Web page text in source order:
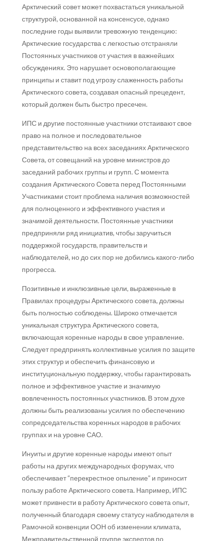
Арктический совет может похвастаться уникальной
структурой, основанной на консенсусе, однако
последние годы выявили тревожную тенденцию:
Арктические государства с легкостью отстраняли
Постоянных участников от участия в важнейших
обсуждениях. Это нарушает основополагающие
принципы и ставит под угрозу слаженность работы
Арктического совета, создавая опасный прецедент,
который должен быть быстро пресечен.
ИПС и другие постоянные участники отстаивают свое
право на полное и последовательное
представительство на всех заседаниях Арктического
Совета, от совещаний на уровне министров до
заседаний рабочих группы и групп. С момента
создания Арктического Совета перед Постоянными
Участниками стоит проблема наличия возможностей
для полноценного и эффективного участия и
значимой деятельности. Постоянные участники
предприняли ряд инициатив, чтобы заручиться
поддержкой государств, правительств и
наблюдателей, но до сих пор не добились какого-либо
прогресса.
Позитивные и инклюзивные цели, выраженные в
Правилах процедуры Арктического совета, должны
быть полностью соблюдены. Широко отмечается
уникальная структура Арктического совета,
включающая коренные народы в свое управление.
Следует предпринять коллективные усилия по защите
этих структур и обеспечить финансовую и
институциональную поддержку, чтобы гарантировать
полное и эффективное участие и значимую
вовлеченность постоянных участников. В этом духе
должны быть реализованы усилия по обеспечению
сопредседательства коренных народов в рабочих
группах и на уровне САО.
Инуиты и другие коренные народы имеют опыт
работы на других международных форумах, что
обеспечивает “перекрестное опыление” и приносит
пользу работе Арктического совета. Например, ИПС
может привнести в работу Арктического совета опыт,
полученный благодаря своему статусу наблюдателя в
Рамочной конвенции ООН об изменении климата,
Межправительственной группе экспертов по